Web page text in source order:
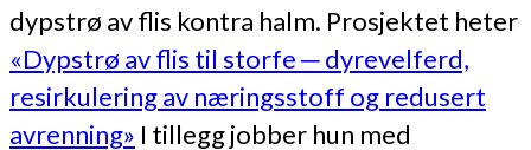
dypstrø av flis kontra halm. Prosjektet heter
«Dypstrø av flis til storfe ─ dyrevelferd,
resirkulering av næringsstoff og redusert
avrenning» I tillegg jobber hun med